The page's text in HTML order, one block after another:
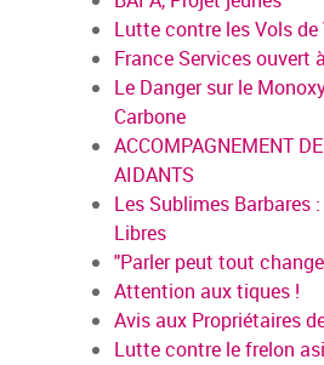
Lutte contre les Vols de
France Services ouvert
Le Danger sur le
Carbone
ACCOMPAGNEMENT
AIDANTS
Les Sublimes Barbares
Libres
"Parler peut tout
Attention aux tiques !
Avis aux Propriétaires
Lutte contre le frelon